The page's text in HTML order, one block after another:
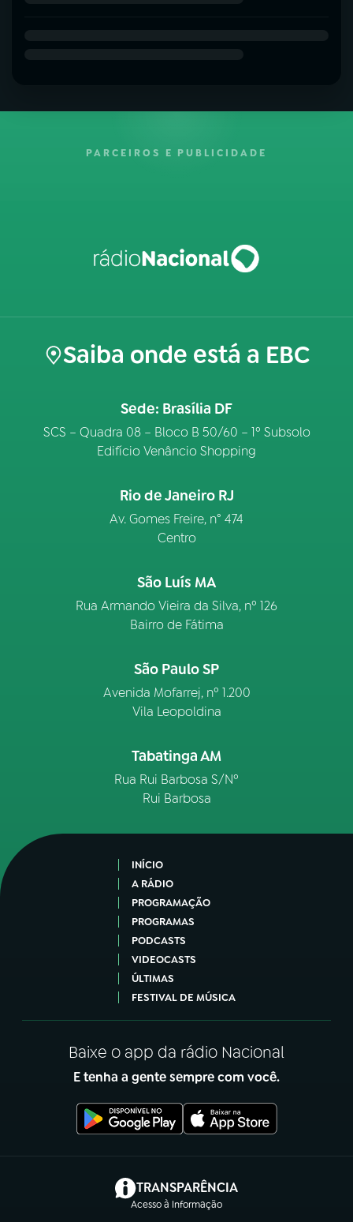
PARCEIROS E PUBLICIDADE
Saiba onde está a EBC
Sede: Brasília DF
SCS – Quadra 08 – Bloco B 50/60 – 1º Subsolo
Edifício Venâncio Shopping
Rio de Janeiro RJ
Av. Gomes Freire, n° 474
Centro
São Luís MA
Rua Armando Vieira da Silva, nº 126
Bairro de Fátima
São Paulo SP
Avenida Mofarrej, nº 1.200
Vila Leopoldina
Tabatinga AM
Rua Rui Barbosa S/Nº
Rui Barbosa
INÍCIO
A RÁDIO
PROGRAMAÇÃO
PROGRAMAS
PODCASTS
VIDEOCASTS
ÚLTIMAS
FESTIVAL DE MÚSICA
Baixe o app da rádio Nacional
E tenha a gente sempre com você.
TRANSPARÊNCIA
Acesso à Informação
(abre em nova aba)